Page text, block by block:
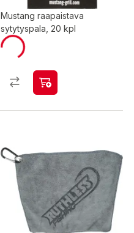
Mustang raapaistava
sytytyspala, 20 kpl